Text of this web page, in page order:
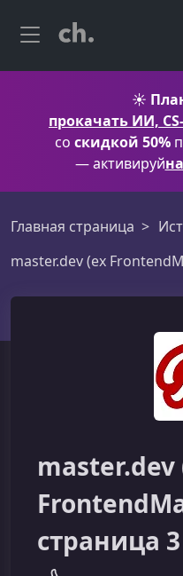
☀️
прокачать ИИ,
со скидкой 50%
— активируй
Главная страница
master.dev (ex
master.dev
страница 3